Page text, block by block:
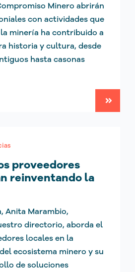
Minero abrirán
con actividades que
minería ha contribuido a
historia y cultura, desde
hasta casonas
proveedores
reinventando la
Anita Marambio,
directorio, aborda el
locales en la
ecosistema minero y su
de soluciones